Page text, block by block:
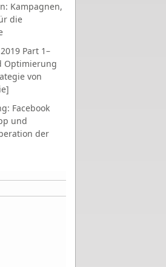
Kampagnen,
die
Part 1–
Optimierung
von
Facebook
und
der